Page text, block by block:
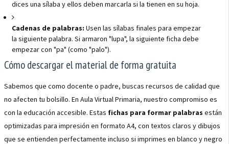
dices una sílaba y ellos deben marcarla si la tienen en su hoja.
Cadenas de palabras: Usen las sílabas finales para empezar
la siguiente palabra. Si armaron "lupa", la siguiente ficha debe
empezar con "pa" (como "palo").
Cómo descargar el material de forma gratuita
Sabemos que como docente o padre, buscas recursos de calidad que
no afecten tu bolsillo. En Aula Virtual Primaria, nuestro compromiso es
con la educación accesible. Estas fichas para formar palabras están
optimizadas para impresión en formato A4, con textos claros y dibujos
que se entienden perfectamente incluso si imprimes en blanco y negro